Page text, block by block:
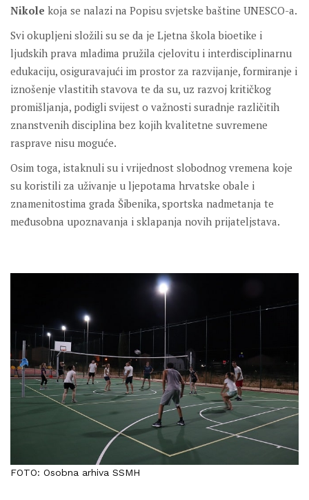
Nikole koja se nalazi na Popisu svjetske baštine UNESCO-a.
Svi okupljeni složili su se da je Ljetna škola bioetike i
ljudskih prava mladima pružila cjelovitu i interdisciplinarnu
edukaciju, osiguravajući im prostor za razvijanje, formiranje i
iznošenje vlastitih stavova te da su, uz razvoj kritičkog
promišljanja, podigli svijest o važnosti suradnje različitih
znanstvenih disciplina bez kojih kvalitetne suvremene
rasprave nisu moguće.
Osim toga, istaknuli su i vrijednost slobodnog vremena koje
su koristili za uživanje u ljepotama hrvatske obale i
znamenitostima grada Šibenika, sportska nadmetanja te
međusobna upoznavanja i sklapanja novih prijateljstava.
FOTO: Osobna arhiva SSMH